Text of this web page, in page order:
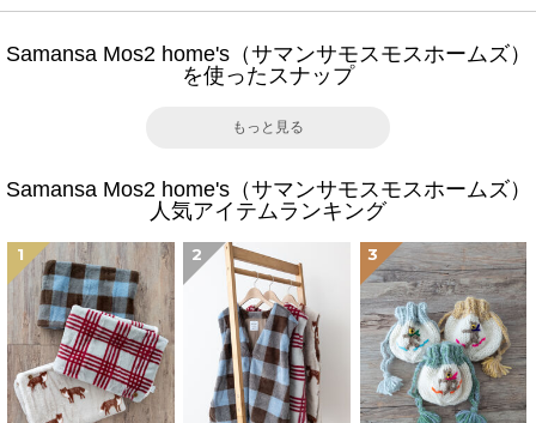
Samansa Mos2 home's（サマンサモスモスホームズ）
を使ったスナップ
もっと見る
Samansa Mos2 home's（サマンサモスモスホームズ）
人気アイテムランキング
1 2 3